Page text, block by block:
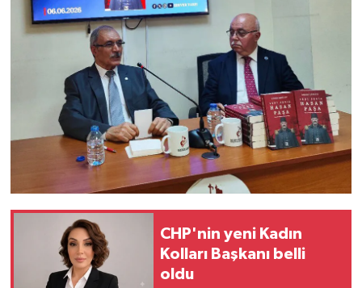
CHP'nin yeni Kadın
Kolları Başkanı belli
oldu